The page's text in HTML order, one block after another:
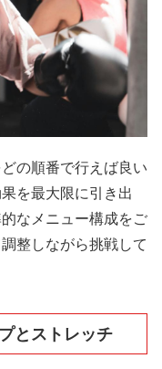
の順番で行えば良い
を最大限に引き出
なメニュー構成をご
整しながら挑戦して
とストレッチ